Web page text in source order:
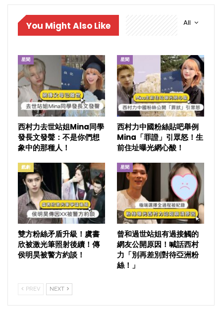
All
You Might Also Like
星聞
西村力去世站姐Mina同學
發長文發聲：不是你們想
象中的那種人！
星聞
西村力中國粉絲貼吧舉例
Mina「罪證」引眾怒！生
前住址曝光網心酸！
戲劇
雙方粉絲矛盾升級！虞書
欣被激光筆照射後續！傳
侯明昊被警方約談！
星聞
曾和過世站姐有過接觸的
網友公開原因！喊話西村
力「別再差別對待亞洲粉
絲！」
PREV NEXT